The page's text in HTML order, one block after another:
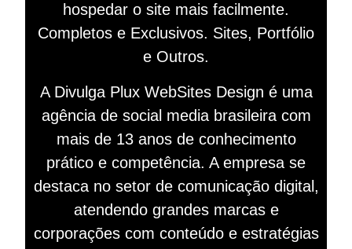
hospedar o site mais facilmente.
Completos e Exclusivos. Sites, Portfólio
e Outros.
A Divulga Plux WebSites Design é uma
agência de social media brasileira com
mais de 13 anos de conhecimento
prático e competência. A empresa se
destaca no setor de comunicação digital,
atendendo grandes marcas e
corporações com conteúdo e estratégias